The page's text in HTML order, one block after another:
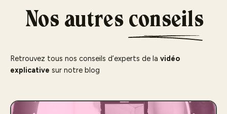
Nos autres conseils
Retrouvez tous nos conseils d’experts de la vidéo
explicative sur notre blog